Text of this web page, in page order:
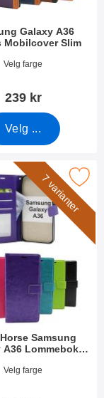
Galaxy A36
Mobilcover Slim
55330
Velg farge
239 kr
Velg ...
som favoritt
7 varianter
Samsung
A36 Lommebok
53010
Velg farge
Galaxy